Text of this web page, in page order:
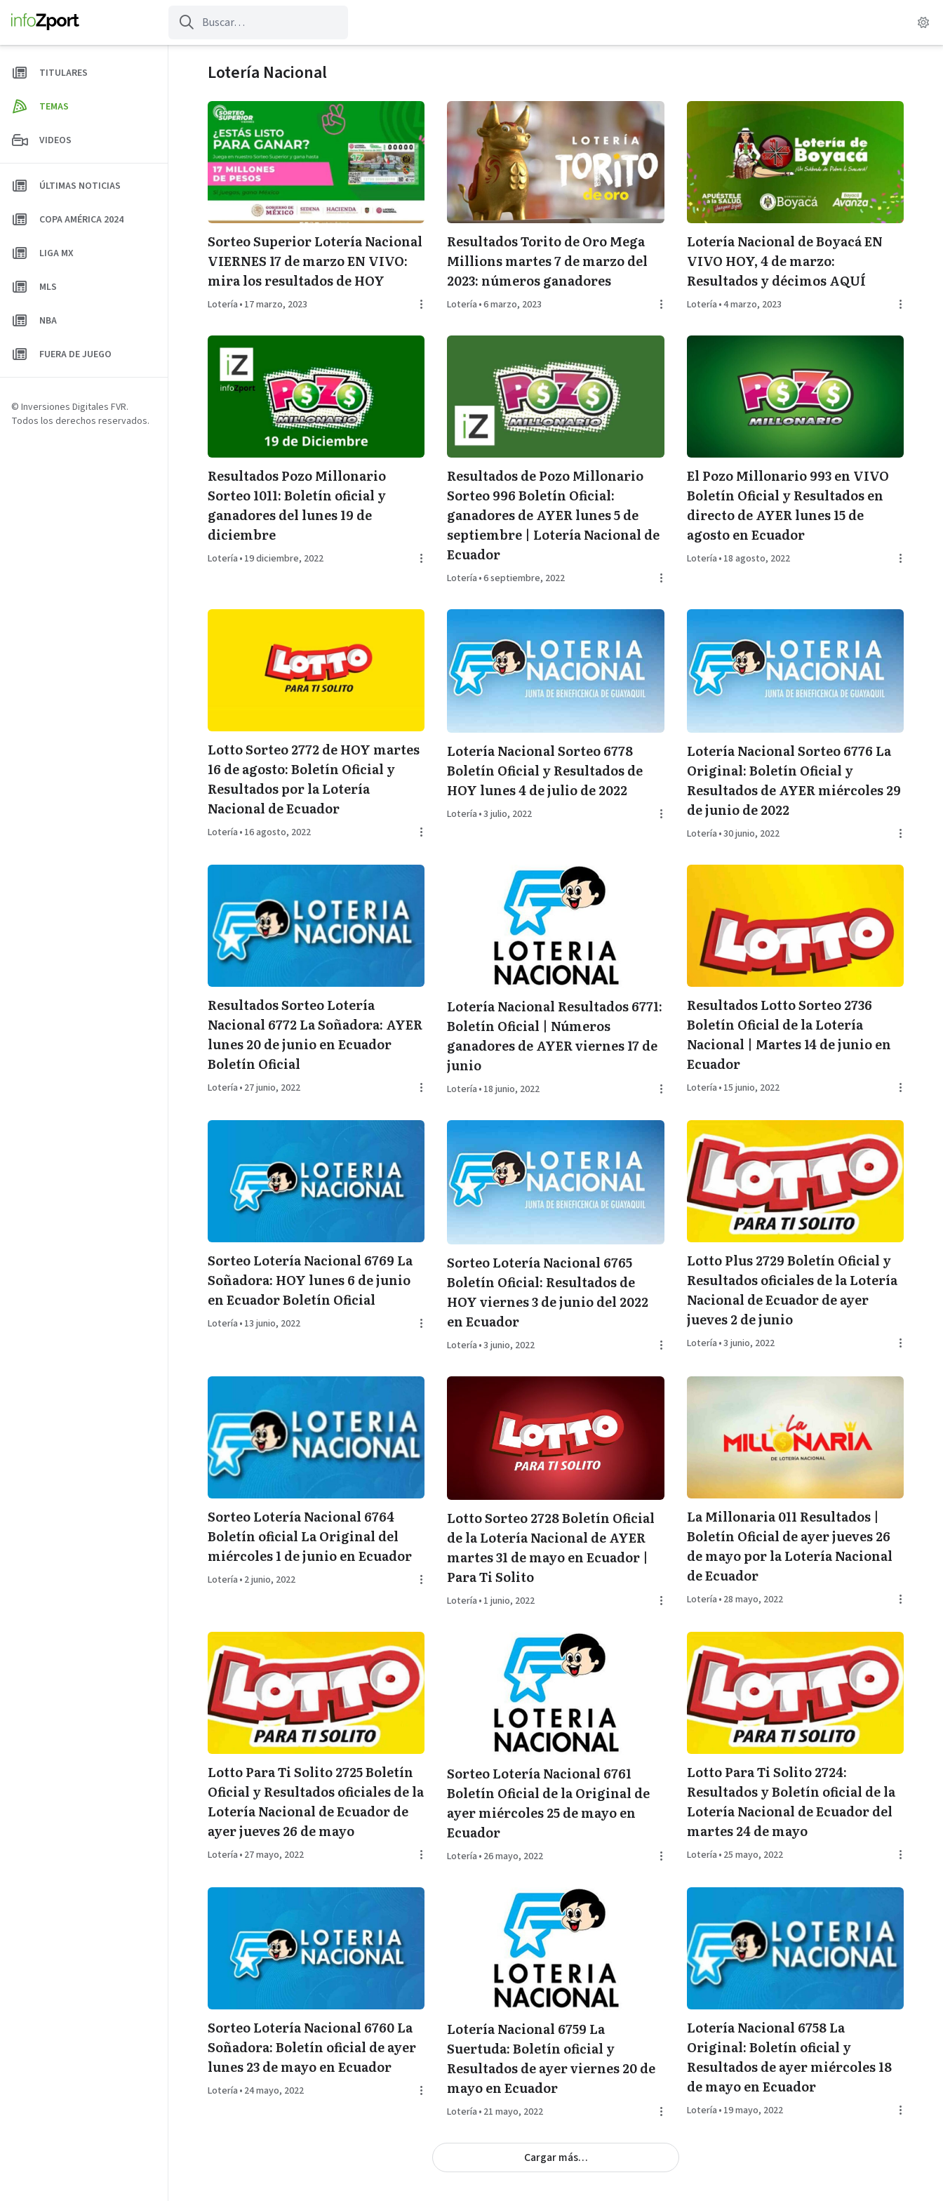
contenido
Lotería Nacional
Sorteo Superior Lotería Nacional
VIERNES 17 de marzo EN VIVO:
mira los resultados de HOY
Lotería • 17 marzo, 2023
Resultados Torito de Oro Mega
Millions martes 7 de marzo del
2023: números ganadores
Lotería •6 marzo, 2023
Lotería Nacional de Boyacá EN
VIVO HOY, 4 de marzo:
Resultados y décimos AQUÍ
Lotería •4 marzo, 2023
Resultados Pozo Millonario
Sorteo 1011: Boletín oficial y
ganadores del lunes 19 de
diciembre
Lotería • 19 diciembre, 2022
Resultados de Pozo Millonario
Sorteo 996 Boletín Oficial:
ganadores de AYER lunes 5 de
septiembre | Lotería Nacional de
Ecuador
Lotería •6 septiembre, 2022
El Pozo Millonario 993 en VIVO
Boletín Oficial y Resultados en
directo de AYER lunes 15 de
agosto en Ecuador
Lotería • 18 agosto, 2022
Lotto Sorteo 2772 de HOY martes
16 de agosto: Boletín Oficial y
Resultados por la Lotería
Nacional de Ecuador
Lotería • 16 agosto, 2022
Lotería Nacional Sorteo 6778
Boletín Oficial y Resultados de
HOY lunes 4 de julio de 2022
Lotería •3 julio, 2022
Lotería Nacional Sorteo 6776 La
Original: Boletín Oficial y
Resultados de AYER miércoles 29
de junio de 2022
Lotería •30 junio, 2022
Resultados Sorteo Lotería
Nacional 6772 La Soñadora: AYER
lunes 20 de junio en Ecuador
Boletín Oficial
Lotería • 27 junio, 2022
Lotería Nacional Resultados 6771:
Boletín Oficial | Números
ganadores de AYER viernes 17 de
junio
Lotería • 18 junio, 2022
Resultados Lotto Sorteo 2736
Boletín Oficial de la Lotería
Nacional | Martes 14 de junio en
Ecuador
Lotería • 15 junio, 2022
Sorteo Lotería Nacional 6769 La
Soñadora: HOY lunes 6 de junio
en Ecuador Boletín Oficial
Lotería • 13 junio, 2022
Sorteo Lotería Nacional 6765
Boletín Oficial: Resultados de
HOY viernes 3 de junio del 2022
en Ecuador
Lotería •3 junio, 2022
Lotto Plus 2729 Boletín Oficial y
Resultados oficiales de la Lotería
Nacional de Ecuador de ayer
jueves 2 de junio
Lotería •3 junio, 2022
Sorteo Lotería Nacional 6764
Boletín oficial La Original del
miércoles 1 de junio en Ecuador
Lotería • 2 junio, 2022
Lotto Sorteo 2728 Boletín Oficial
de la Lotería Nacional de AYER
martes 31 de mayo en Ecuador |
Para Ti Solito
Lotería • 1 junio, 2022
La Millonaria 011 Resultados |
Boletín Oficial de ayer jueves 26
de mayo por la Lotería Nacional
de Ecuador
Lotería • 28 mayo, 2022
Lotto Para Ti Solito 2725 Boletín
Oficial y Resultados oficiales de la
Lotería Nacional de Ecuador de
ayer jueves 26 de mayo
Lotería • 27 mayo, 2022
Sorteo Lotería Nacional 6761
Boletín Oficial de la Original de
ayer miércoles 25 de mayo en
Ecuador
Lotería • 26 mayo, 2022
Lotto Para Ti Solito 2724:
Resultados y Boletín oficial de la
Lotería Nacional de Ecuador del
martes 24 de mayo
Lotería • 25 mayo, 2022
Sorteo Lotería Nacional 6760 La
Soñadora: Boletín oficial de ayer
lunes 23 de mayo en Ecuador
Lotería • 24 mayo, 2022
Lotería Nacional 6759 La
Suertuda: Boletín oficial y
Resultados de ayer viernes 20 de
mayo en Ecuador
Lotería • 21 mayo, 2022
Lotería Nacional 6758 La
Original: Boletín oficial y
Resultados de ayer miércoles 18
de mayo en Ecuador
Lotería • 19 mayo, 2022
Cargar más…
TITULARES
TEMAS
VIDEOS
ÚLTIMAS NOTICIAS
COPA AMÉRICA 2024
LIGA MX
MLS
NBA
FUERA DE JUEGO
© Inversiones Digitales FVR.
Todos los derechos reservados.